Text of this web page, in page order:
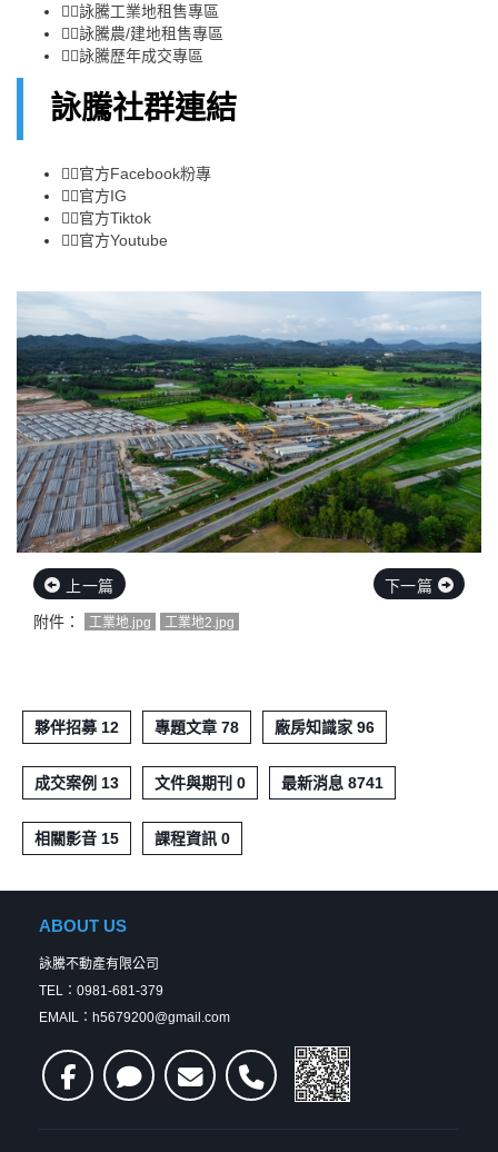
👉🏻詠騰工業地租售專區
👉🏻詠騰農/建地租售專區
👉🏻詠騰歷年成交專區
詠騰社群連結
👉🏻官方Facebook粉專
👉🏻官方IG
👉🏻官方Tiktok
👉🏻官方Youtube
上一篇
下一篇
附件：
工業地.jpg 工業地2.jpg
夥伴招募 12 專題文章 78 廠房知識家 96
成交案例 13 文件與期刊 0 最新消息 8741
相關影音 15 課程資訊 0
ABOUT US
詠騰不動產有限公司
TEL：0981-681-379
EMAIL：h5679200@gmail.com